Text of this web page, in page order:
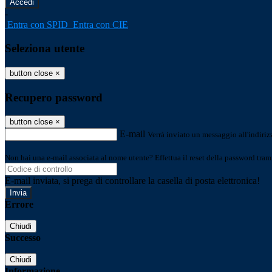
-
Entra con SPID Entra con CIE
Seleziona utente
button close ×
Recupero password
button close ×
E-mail Verrà inviato un messaggio
Non hai una e-mail associata al nome utente? Effettua il reset della password
E-mail inviata, si prega di controllare la casella di posta elettronica!
Errore
Chiudi
Successo
Chiudi